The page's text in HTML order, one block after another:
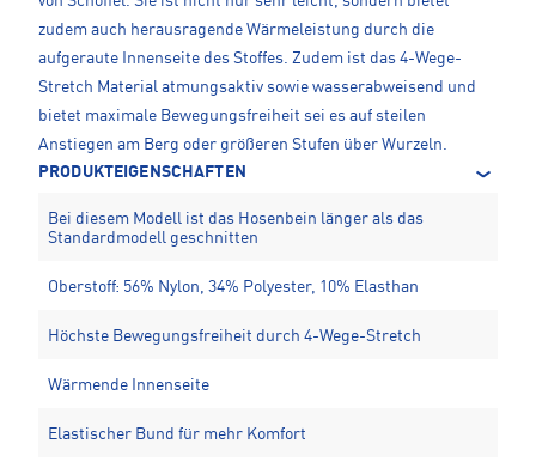
zudem auch herausragende Wärmeleistung durch die
aufgeraute Innenseite des Stoffes. Zudem ist das 4-Wege-
Stretch Material atmungsaktiv sowie wasserabweisend und
bietet maximale Bewegungsfreiheit sei es auf steilen
Anstiegen am Berg oder größeren Stufen über Wurzeln.
PRODUKTEIGENSCHAFTEN
Bei diesem Modell ist das Hosenbein länger als das
Standardmodell geschnitten
Oberstoff: 56% Nylon, 34% Polyester, 10% Elasthan
Höchste Bewegungsfreiheit durch 4-Wege-Stretch
Wärmende Innenseite
Elastischer Bund für mehr Komfort